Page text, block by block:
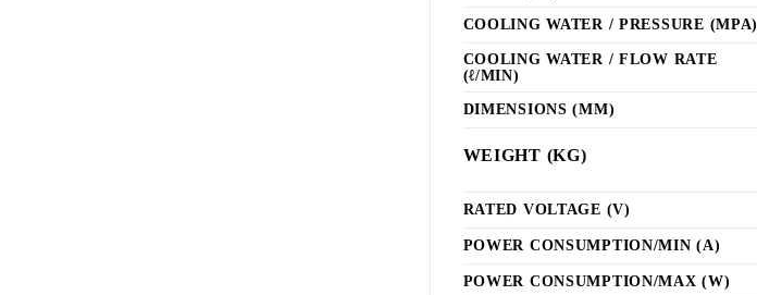
COOLING WATER / PRESSURE (MPA)
COOLING WATER / FLOW RATE
(ℓ/MIN)
DIMENSIONS (MM)
WEIGHT (KG)
RATED VOLTAGE (V)
POWER CONSUMPTION/MIN (A)
POWER CONSUMPTION/MAX (W)